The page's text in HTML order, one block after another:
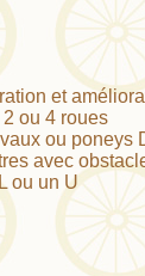
et
ou 4 roues
ou poneys
avec
ou un U